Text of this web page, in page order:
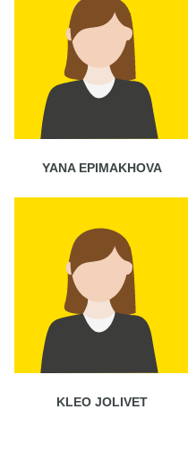
YANA EPIMAKHOVA
KLEO JOLIVET